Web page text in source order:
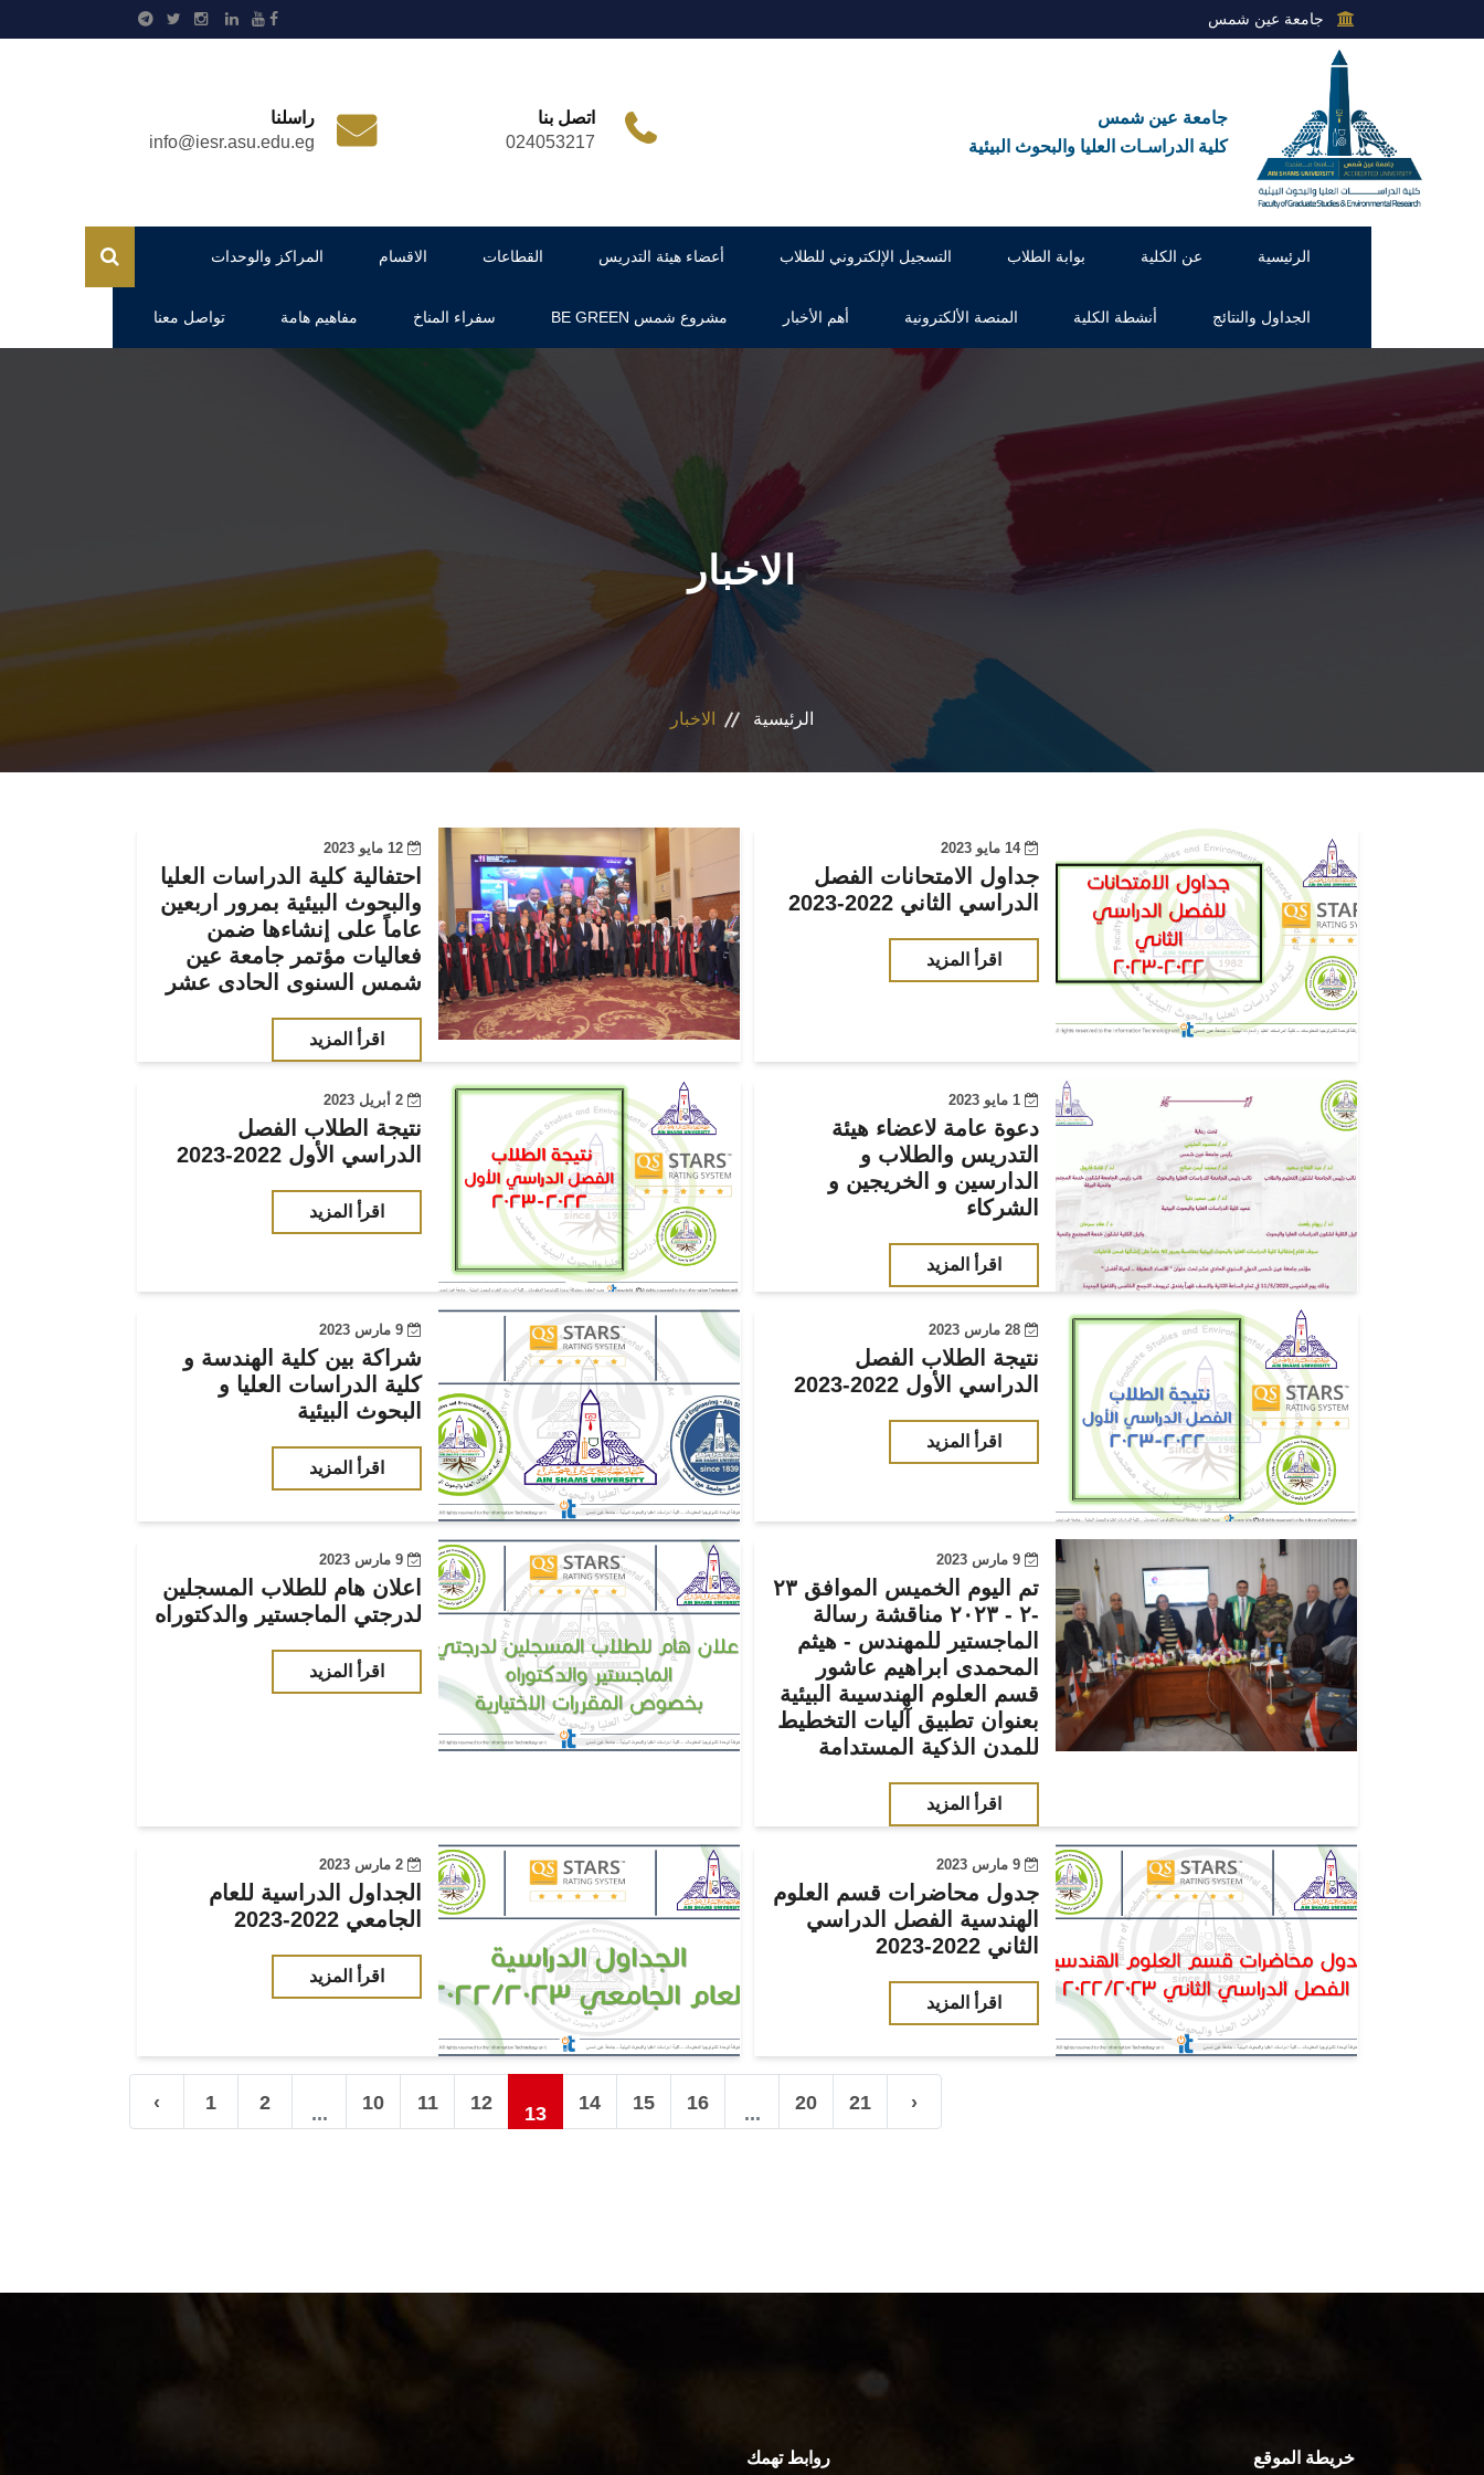
جامعة عين شمس
جامعة عين شمس
كلية الدراسـات العليا والبحوث البيئية
اتصل بنا
024053217
راسلنا
info@iesr.asu.edu.eg
الرئيسية عن الكلية بوابة الطلاب التسجيل الإلكتروني للطلاب أعضاء هيئة التدريس القطاعات الاقسام المراكز والوحدات
الجداول والنتائج أنشطة الكلية المنصة الألكترونية أهم الأخبار مشروع شمس BE GREEN سفراء المناخ مفاهيم هامة تواصل معنا
الاخبار
الرئيسية الاخبار
14 مايو 2023
جداول الامتحانات الفصل
الدراسي الثاني 2022-2023
اقرأ المزيد
12 مايو 2023
احتفالية كلية الدراسات العليا
والبحوث البيئية بمرور اربعين
عاماً على إنشاءها ضمن
فعاليات مؤتمر جامعة عين
شمس السنوى الحادى عشر
اقرأ المزيد
1 مايو 2023
دعوة عامة لاعضاء هيئة
التدريس والطلاب و
الدارسين و الخريجين و
الشركاء
اقرأ المزيد
2 أبريل 2023
نتيجة الطلاب الفصل
الدراسي الأول 2022-2023
اقرأ المزيد
28 مارس 2023
نتيجة الطلاب الفصل
الدراسي الأول 2022-2023
اقرأ المزيد
9 مارس 2023
شراكة بين كلية الهندسة و
كلية الدراسات العليا و
البحوث البيئية
اقرأ المزيد
9 مارس 2023
تم اليوم الخميس الموافق ٢٣
-٢ - ٢٠٢٣ مناقشة رسالة
الماجستير للمهندس - هيثم
المحمدى ابراهيم عاشور
قسم العلوم الهندسيىة البيئية
بعنوان تطبيق آليات التخطيط
للمدن الذكية المستدامة
اقرأ المزيد
9 مارس 2023
اعلان هام للطلاب المسجلين
لدرجتي الماجستير والدكتوراه
اقرأ المزيد
9 مارس 2023
جدول محاضرات قسم العلوم
الهندسية الفصل الدراسي
الثاني 2022-2023
اقرأ المزيد
2 مارس 2023
الجداول الدراسية للعام
الجامعي 2022-2023
اقرأ المزيد
‹ 1 2 ... 10 11 12 13 14 15 16 ... 20 21 ›
خريطة الموقع روابط تهمك